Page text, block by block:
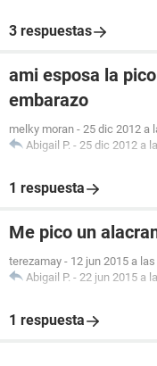
3 respuestas
ami esposa la
embarazo
melky moran - 25 dic 2012 a
Abigail P. - 25 dic 2012 a
1 respuesta
Me pico un
terezamay - 12 jun 2015 a
Abigail P. - 22 jun 2015 a
1 respuesta